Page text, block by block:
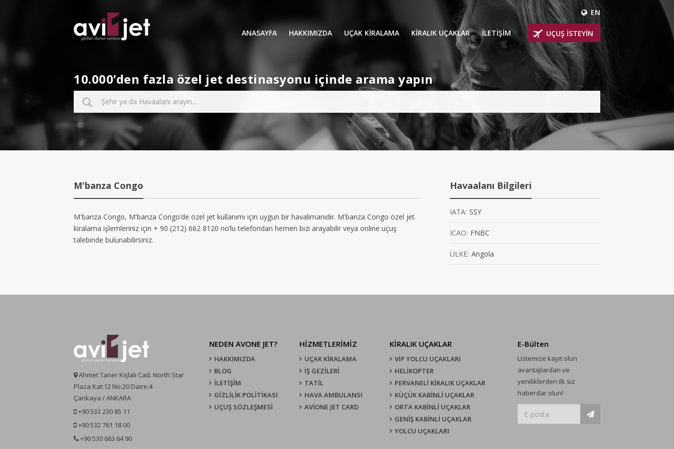
EN
ANASAYFA HAKKIMIZDA UÇAK KİRALAMA
İŞ GEZİLERİ TATİL
AVİONE JET CARD
KIRALIK UÇAKLAR
VIP YOLCU UÇAKLARI
HELİKOPTER
KÜÇÜK KABİNLİ UÇAKLAR
ORTA KABİNLİ UÇAKLAR
YOLCU UÇAKLARI
İLETİŞİM UÇUŞ İSTEYİN
10.000’den fazla özel jet destinasyonu içinde arama yapın
M'banza Congo
M'banza Congo, M'banza Congo’de özel jet kullanımı için uygun bir havalimanıdır. M'banza Congo özel jet
kiralama işlemleriniz için + 90 (212) 662 8120 no’lu telefondan hemen bizi arayabilir veya online uçuş
talebinde bulunabilirsiniz.
Havaalanı Bilgileri
IATA: SSY
ICAO: FNBC
ÜLKE: Angola
Ahmet Taner Kışlalı Cad. North Star
Plaza Kat:12 No:20 Daire:4
Çankaya / ANKARA
+90 533 230 85 11
+90 532 761 18 00
+90 530 663 64 90
NEDEN AVONE JET?
HAKKIMIZDA
BLOG
İLETİŞİM
GİZLİLİK POLİTİKASI
UÇUŞ SÖZLEŞMESI
HİZMETLERİMİZ
UÇAK KIRALAMA
İŞ GEZİLERİ
TATİL
HAVA AMBULANSI
AVİONE JET CARD
KIRALIK UÇAKLAR
VIP YOLCU UÇAKLARI
HELİKOPTER
PERVANELİ KİRALIK UÇAKLAR
KÜÇÜK KABİNLİ UÇAKLAR
ORTA KABİNLİ UÇAKLAR
GENİŞ KABİNLİ UÇAKLAR
YOLCU UÇAKLARI
E-Bülten
Listemize kayıt olun
avantajlardan ve
yeniliklerden ilk siz
haberdar olun!